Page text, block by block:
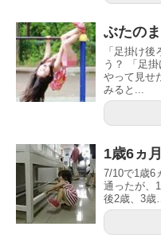
ぶたの
「足掛け
う？ 「足
やって見せ
みると...
1歳6ヵ
7/10で1歳6
通ったが、
後2歳、3歳